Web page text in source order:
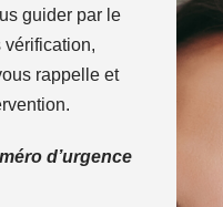
guider par le
vérification,
rappelle et
d’urgence